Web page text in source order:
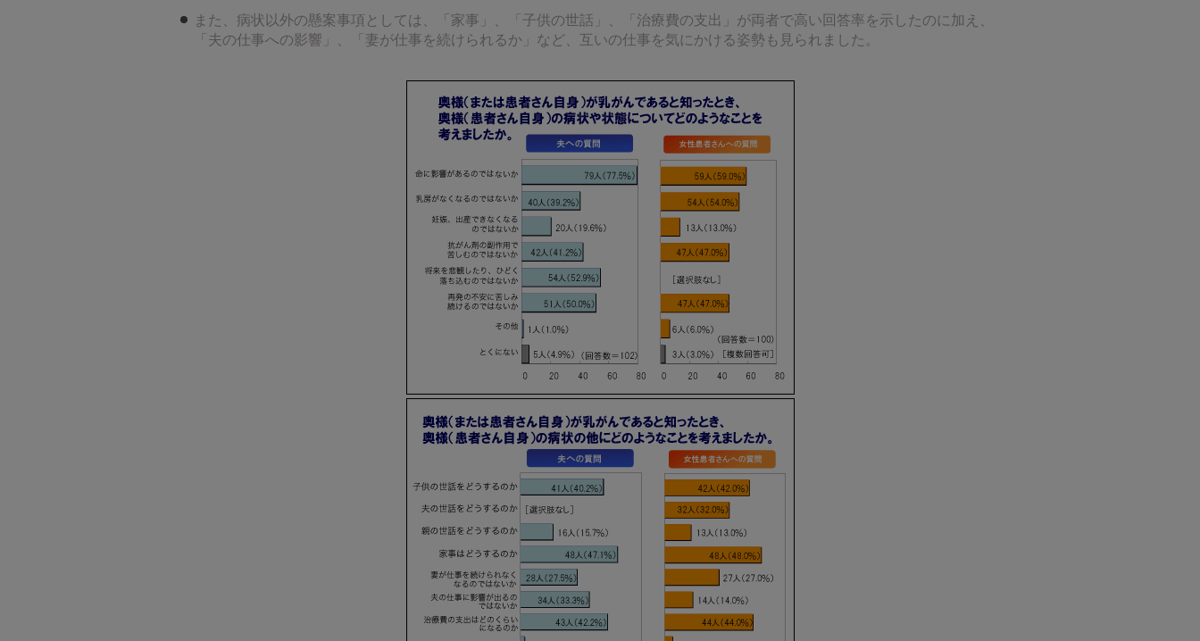
また、病状以外の懸案事項としては、「家事」、「子供の世話」、「治療費の支出」が両者で高い回答率を示したのに加え、
「夫の仕事への影響」、「妻が仕事を続けられるか」など、互いの仕事を気にかける姿勢も見られました。